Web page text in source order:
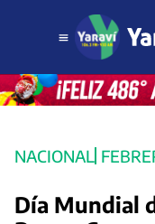
NACIONAL
Día Mundial